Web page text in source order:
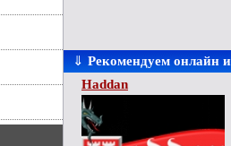
⇓ Рекомендуем онлайн
Haddan